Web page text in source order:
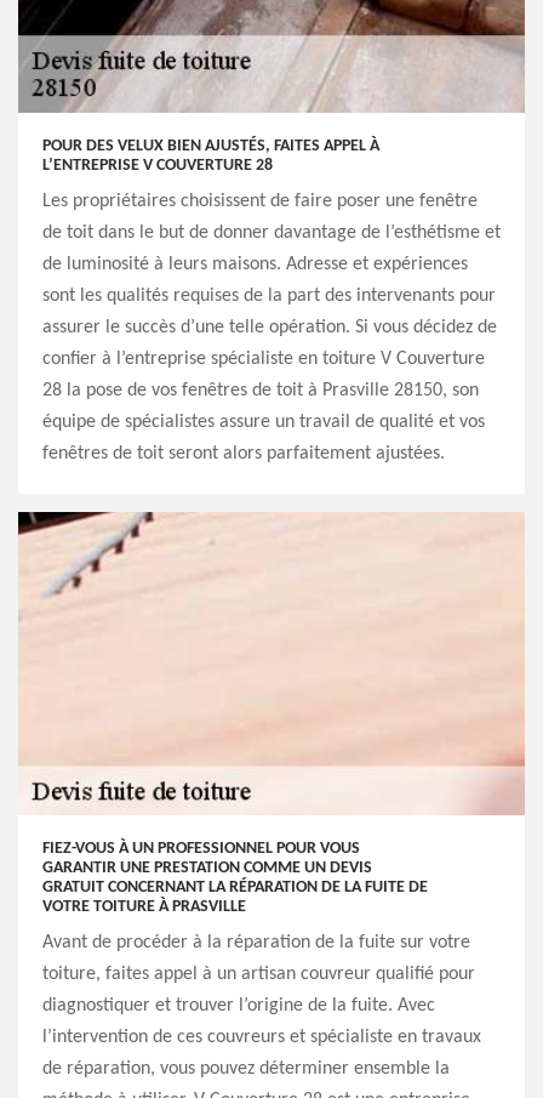
POUR DES VELUX BIEN AJUSTÉS, FAITES APPEL À
L’ENTREPRISE V COUVERTURE 28
Les propriétaires choisissent de faire poser une fenêtre
de toit dans le but de donner davantage de l’esthétisme et
de luminosité à leurs maisons. Adresse et expériences
sont les qualités requises de la part des intervenants pour
assurer le succès d’une telle opération. Si vous décidez de
confier à l’entreprise spécialiste en toiture V Couverture
28 la pose de vos fenêtres de toit à Prasville 28150, son
équipe de spécialistes assure un travail de qualité et vos
fenêtres de toit seront alors parfaitement ajustées.
FIEZ-VOUS À UN PROFESSIONNEL POUR VOUS
GARANTIR UNE PRESTATION COMME UN DEVIS
GRATUIT CONCERNANT LA RÉPARATION DE LA FUITE DE
VOTRE TOITURE À PRASVILLE
Avant de procéder à la réparation de la fuite sur votre
toiture, faites appel à un artisan couvreur qualifié pour
diagnostiquer et trouver l’origine de la fuite. Avec
l’intervention de ces couvreurs et spécialiste en travaux
de réparation, vous pouvez déterminer ensemble la